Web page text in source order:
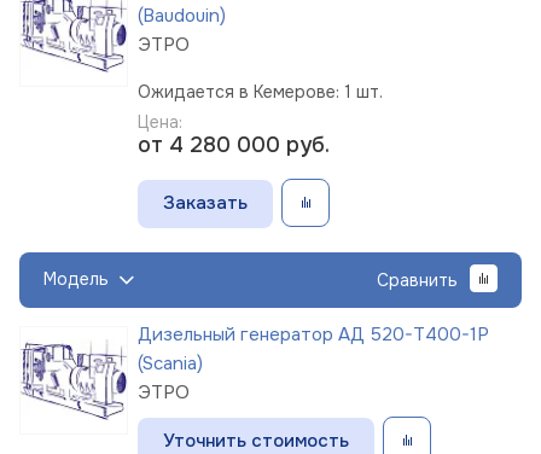
(Baudouin)
ЭТРО
Ожидается в Кемерове: 1 шт.
Цена:
от 4 280 000 руб.
Заказать
Модель Сравнить
Дизельный генератор АД 520-Т400-1Р
(Scania)
ЭТРО
Уточнить стоимость